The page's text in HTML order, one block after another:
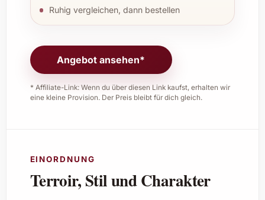
Ruhig vergleichen, dann bestellen
Angebot ansehen*
* Affiliate-Link: Wenn du über diesen Link kaufst, erhalten wir
eine kleine Provision. Der Preis bleibt für dich gleich.
EINORDNUNG
Terroir, Stil und Charakter